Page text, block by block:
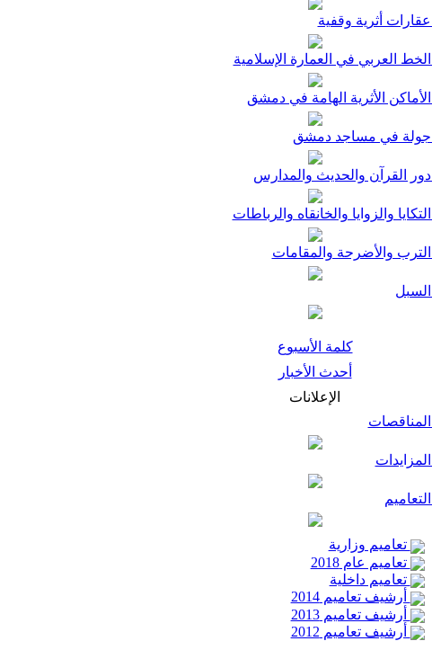
عقارات أثرية وقفية
الخط العربي في العمارة الإسلامية
الأماكن الأثرية الهامة في دمشق
جولة في مساجد دمشق
دور القرآن والحديث والمدارس
التكايا والزوايا والخانقاه والرباطات
الترب والأضرحة والمقامات
السبل
كلمة الأسبوع
أحدث الأخبار
الإعلانات
المناقصات
المزايدات
التعاميم
تعاميم وزارية
تعاميم عام 2018
تعاميم داخلية
أرشيف تعاميم 2014
أرشيف تعاميم 2013
أرشيف تعاميم 2012